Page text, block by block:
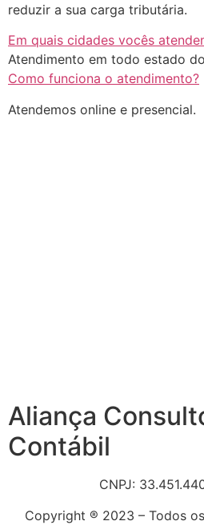
reduzir a sua carga tributária.
Em quais cidades vocês
Atendimento em todo estado
Como funciona o atendimento?
Atendemos online e presencial.
Aliança
Contábil
CNPJ:
Copyright ® 2023 – Todos